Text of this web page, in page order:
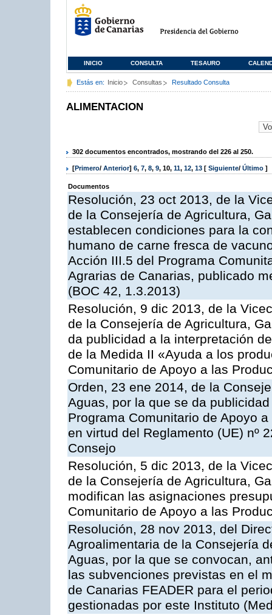
INICIO CONSULTA TESAURO
Estás en: Inicio Consultas Resultado Consulta
ALIMENTACION
302 documentos encontrados, mostrando del 226 al 250.
[Primero/ Anterior] 6, 7, 8, 9, 10, 11, 12, 13 [ Siguiente/ Último ]
Documentos
Resolución, 23 oct 2013, de la
de la Consejería de Agricultura,
establecen condiciones para la
humano de carne fresca de
Acción III.5 del Programa
Agrarias de Canarias, publicado
(BOC 42, 1.3.2013)
Resolución, 9 dic 2013, de la
de la Consejería de Agricultura,
da publicidad a la interpretación
de la Medida II «Ayuda a los
Comunitario de Apoyo a las
Orden, 23 ene 2014, de la
Aguas, por la que se da
Programa Comunitario de Apoyo
en virtud del Reglamento (UE) nº
Consejo
Resolución, 5 dic 2013, de la
de la Consejería de Agricultura,
modifican las asignaciones
Comunitario de Apoyo a las
Resolución, 28 nov 2013, del
Agroalimentaria de la Consejería
Aguas, por la que se convocan,
las subvenciones previstas en el
de Canarias FEADER para el
gestionadas por este Instituto